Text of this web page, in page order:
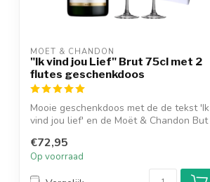
MOËT & CHANDON
"Ik vind jou Lief" Brut 75cl met 2
flutes geschenkdoos
Mooie geschenkdoos met de de tekst 'Ik
vind jou lief' en de Moët & Chandon But
€72,95
Op voorraad